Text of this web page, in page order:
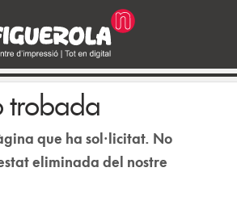
trobada
que ha sol·licitat. No
eliminada del nostre